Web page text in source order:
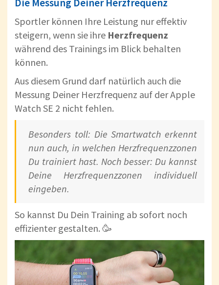
Die Messung Deiner Herzfrequenz
Sportler können Ihre Leistung nur effektiv
steigern, wenn sie ihre Herzfrequenz
während des Trainings im Blick behalten
können.
Aus diesem Grund darf natürlich auch die
Messung Deiner Herzfrequenz auf der Apple
Watch SE 2 nicht fehlen.
Besonders toll: Die Smartwatch erkennt
nun auch, in welchen Herzfrequenzzonen
Du trainiert hast. Noch besser: Du kannst
Deine Herzfrequenzzonen individuell
eingeben.
So kannst Du Dein Training ab sofort noch
effizienter gestalten. 🥳